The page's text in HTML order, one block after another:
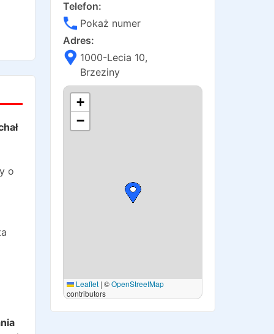
o
Telefon:
Pokaż numer
Adres:
1000-Lecia 10,
Brzeziny
+
−
Leaflet | ©OpenStreetMap
contributors